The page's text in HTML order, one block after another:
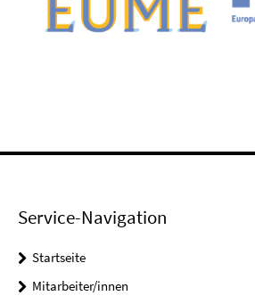
Service-Navigation
Startseite
Mitarbeiter/innen